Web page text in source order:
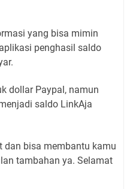
yang bisa mimin
penghasil saldo
dollar Paypal, namun
saldo LinkAja
dan bisa membantu kamu
tambahan ya. Selamat